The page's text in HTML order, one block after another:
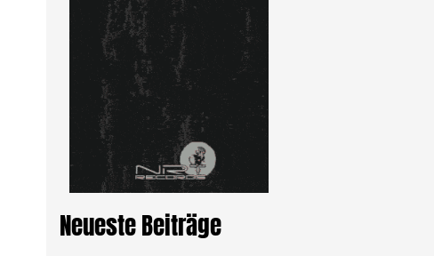
Neueste Beiträge